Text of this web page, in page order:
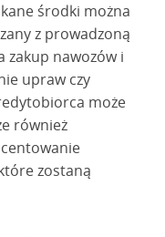
środki można
z prowadzoną
zakup nawozów i
upraw czy
może
również
zostaną